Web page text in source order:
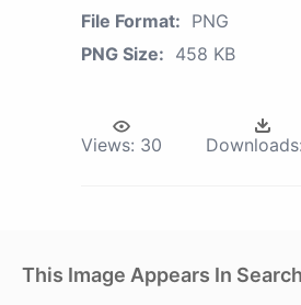
File Format: PNG
PNG Size: 458 KB
Views: 30 Downloads:
This Image Appears In